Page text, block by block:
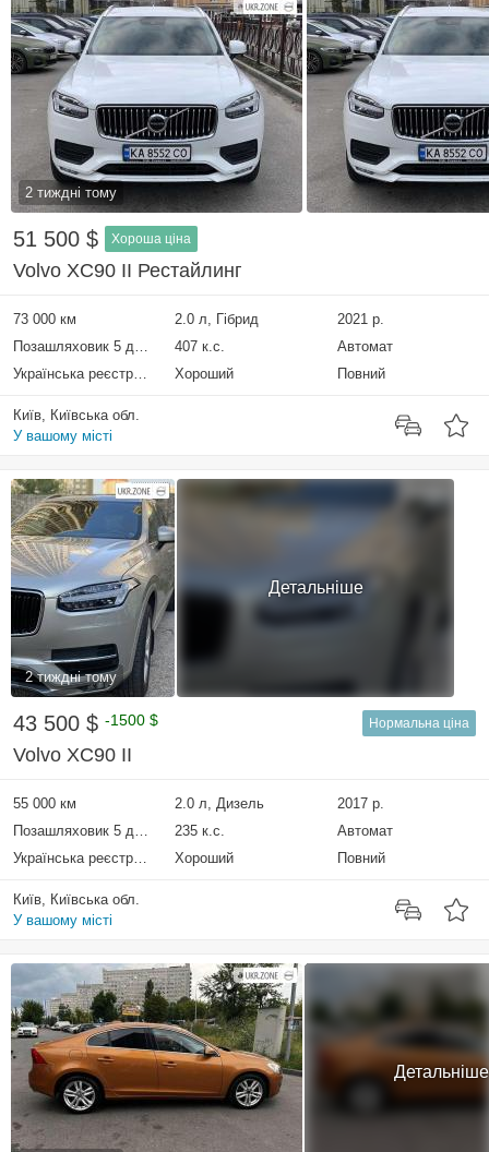
2 тиждні тому
51 500 $ Хороша ціна
Volvo XC90 II Рестайлинг
73 000 км 2.0 л, Гібрид
2021 р.
Позашляховик 5 дверей
407 к.с.
Автомат
Українська реєстрація
Хороший Повний
Київ, Київська обл.
У вашому місті
2 тиждні тому
Детальніше
43 500 $ -1500 $ Нормальна ціна
Volvo XC90 II
55 000 км 2.0 л, Дизель
2017 р.
Позашляховик 5 дверей
235 к.с.
Автомат
Українська реєстрація
Хороший Повний
Київ, Київська обл.
У вашому місті
Детальніше